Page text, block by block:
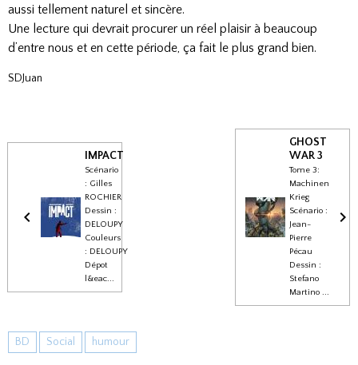
aussi tellement naturel et sincère.
Une lecture qui devrait procurer un réel plaisir à beaucoup
d’entre nous et en cette période, ça fait le plus grand bien.
SDJuan
IMPACT
Scénario
: Gilles
ROCHIER
Dessin :
DELOUPY
Couleurs
: DELOUPY
Dépot
l&eac...
GHOST
WAR 3
Tome 3:
Machinen
Krieg
Scénario :
Jean-
Pierre
Pécau
Dessin :
Stefano
Martino ...
BD Social humour